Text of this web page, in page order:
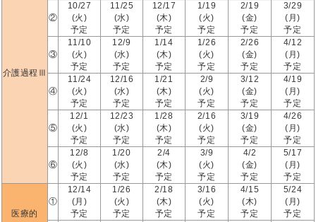
介護過程Ⅲ
②
10/27
(火)
予定
11/25
(水)
予定
12/17
(木)
予定
1/19
(火)
予定
2/19
(金)
予定
3/29
(月)
予定
③
11/10
(火)
予定
12/9
(水)
予定
1/14
(木)
予定
1/26
(火)
予定
2/26
(金)
予定
4/12
(月)
予定
④
11/24
(火)
予定
12/16
(水)
予定
1/21
(木)
予定
2/9
(火)
予定
3/12
(金)
予定
4/19
(月)
予定
⑤
12/1
(火)
予定
12/23
(水)
予定
1/28
(木)
予定
2/16
(火)
予定
3/19
(金)
予定
4/26
(月)
予定
⑥
12/8
(火)
予定
1/20
(水)
予定
2/4
(木)
予定
3/9
(火)
予定
4/2
(金)
予定
5/17
(月)
予定
医療的
①
12/14
(月)
予定
1/26
(火)
予定
2/18
(木)
予定
3/16
(火)
予定
4/15
(木)
予定
5/24
(月)
予定